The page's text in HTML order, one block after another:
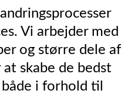
Vi arbejder med
og større dele af
skabe de bedst
i forhold til